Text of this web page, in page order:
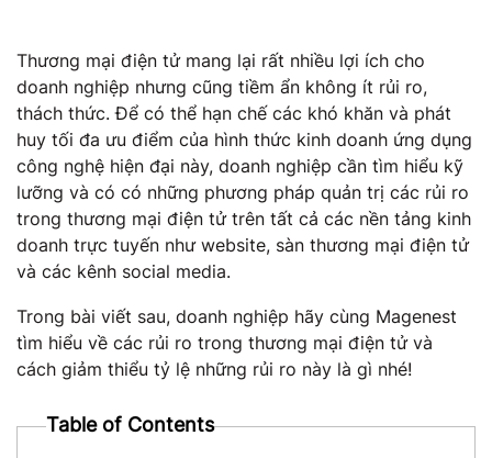
Thương mại điện tử mang lại rất nhiều lợi ích cho
doanh nghiệp nhưng cũng tiềm ẩn không ít rủi ro,
thách thức. Để có thể hạn chế các khó khăn và phát
huy tối đa ưu điểm của hình thức kinh doanh ứng dụng
công nghệ hiện đại này, doanh nghiệp cần tìm hiểu kỹ
lưỡng và có có những phương pháp quản trị các rủi ro
trong thương mại điện tử trên tất cả các nền tảng kinh
doanh trực tuyến như website, sàn thương mại điện tử
và các kênh social media.
Trong bài viết sau, doanh nghiệp hãy cùng Magenest
tìm hiểu về các rủi ro trong thương mại điện tử và
cách giảm thiểu tỷ lệ những rủi ro này là gì nhé!
Table of Contents